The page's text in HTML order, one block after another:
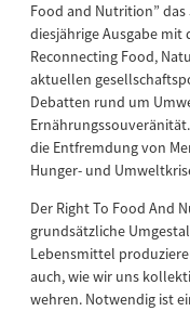
Food and Nutrition”
diesjährige Ausgabe mit
Reconnecting Food,
aktuellen
Debatten rund um
die Entfremdung von
Hunger- und
Der Right To Food And
grundsätzliche
Lebensmittel
auch, wie wir uns
wehren. Notwendig ist